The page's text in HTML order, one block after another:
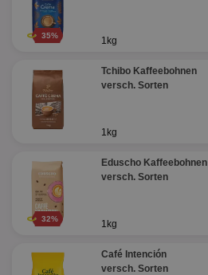
35% 1kg
Tchibo Kaffeebohnen
versch. Sorten
1kg
32%
Eduscho Kaffeebohnen
versch. Sorten
1kg
Café Intención
versch. Sorten